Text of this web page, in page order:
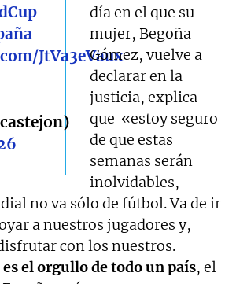
JtVa3eVaux
día en el que su
mujer, Begoña
Gómez, vuelve a
declarar en la
justicia, explica
que «estoy seguro
de que estas
semanas serán
inolvidables,
no va sólo de fútbol. Va de ir
a nuestros jugadores y,
con los nuestros.
es el orgullo de todo un país, el